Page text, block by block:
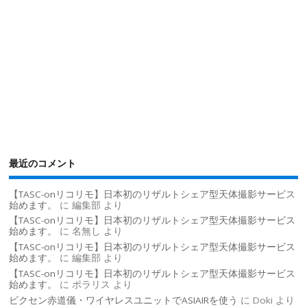
最近のコメント
【TASC-onリコリモ】日本初のリザルトシェア型天体撮影サービス
始めます。
に編集部 より
【TASC-onリコリモ】日本初のリザルトシェア型天体撮影サービス
始めます。
に名無し より
【TASC-onリコリモ】日本初のリザルトシェア型天体撮影サービス
始めます。
に編集部 より
【TASC-onリコリモ】日本初のリザルトシェア型天体撮影サービス
始めます。
にポラリス より
ビクセン赤道儀・ワイヤレスユニットでASIAIRを使う に Doki より